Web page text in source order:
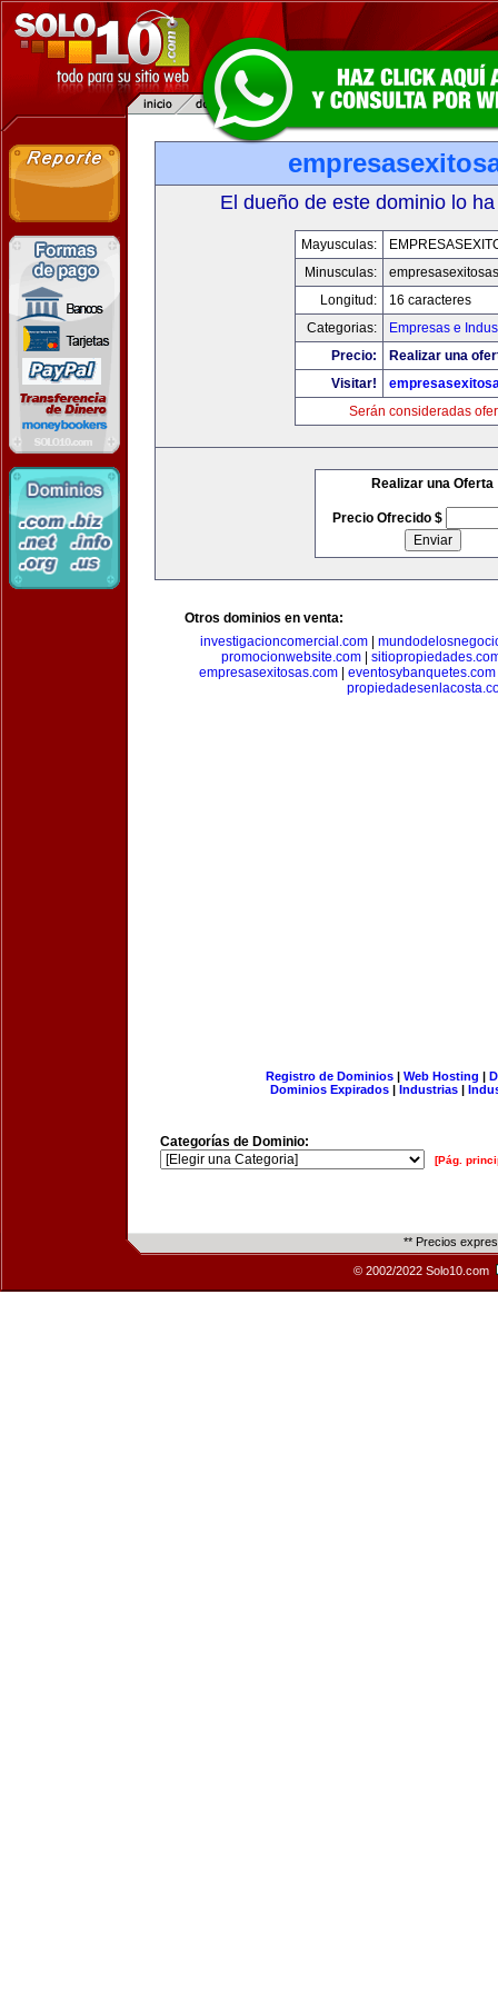
El dueño de este dominio lo
Mayusculas:
Minusculas:
Longitud:
16 caracteres
Categorias:
Empresas e
Precio:
Realizar una
Visitar!
Serán consideradas
Realizar una Oferta
Precio Ofrecido $
Otros dominios en venta:
investigacioncomercial.com
promocionwebsite.com
empresasexitosas.com
eventosybanquetes.com
Registro de Dominios| Web Hosting |
Dominios Expirados | Industrias |
Categorías de Dominio:
[Pág.
** Precios
© 2002/2022 Solo10.com